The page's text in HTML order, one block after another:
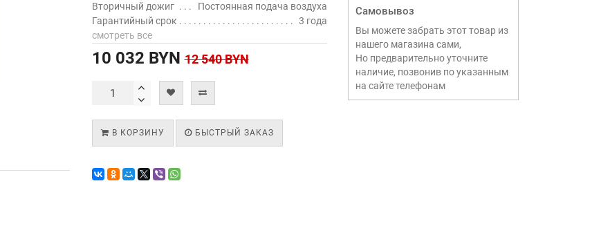
Вторичный дожиг
Постоянная подача воздуха
Гарантийный срок
3 года
смотреть все
10 032 BYN 12 540 BYN
В КОРЗИНУ БЫСТРЫЙ ЗАКАЗ
Самовывоз
Вы можете забрать этот товар из
нашего магазина сами,
Но предварительно уточните
наличие, позвонив по указанным
на сайте телефонам